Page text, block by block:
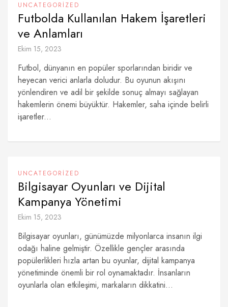
UNCATEGORIZED
Futbolda Kullanılan Hakem İşaretleri
ve Anlamları
Ekim 15, 2023
Futbol, dünyanın en popüler sporlarından biridir ve
heyecan verici anlarla doludur. Bu oyunun akışını
yönlendiren ve adil bir şekilde sonuç almayı sağlayan
hakemlerin önemi büyüktür. Hakemler, saha içinde belirli
işaretler...
UNCATEGORIZED
Bilgisayar Oyunları ve Dijital
Kampanya Yönetimi
Ekim 15, 2023
Bilgisayar oyunları, günümüzde milyonlarca insanın ilgi
odağı haline gelmiştir. Özellikle gençler arasında
popülerlikleri hızla artan bu oyunlar, dijital kampanya
yönetiminde önemli bir rol oynamaktadır. İnsanların
oyunlarla olan etkileşimi, markaların dikkatini...